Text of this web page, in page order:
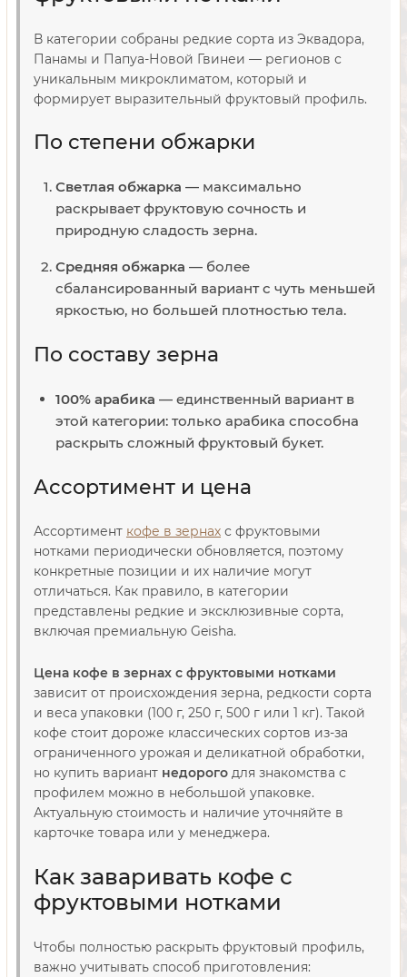
В категории собраны редкие сорта из Эквадора,
Панамы и Папуа-Новой Гвинеи — регионов с
уникальным микроклиматом, который и
формирует выразительный фруктовый профиль.
По степени обжарки
Светлая обжарка — максимально
раскрывает фруктовую сочность и
природную сладость зерна.
Средняя обжарка — более
сбалансированный вариант с чуть меньшей
яркостью, но большей плотностью тела.
По составу зерна
100% арабика — единственный вариант в
этой категории: только арабика способна
раскрыть сложный фруктовый букет.
Ассортимент и цена
Ассортимент кофе в зернах с фруктовыми
нотками периодически обновляется, поэтому
конкретные позиции и их наличие могут
отличаться. Как правило, в категории
представлены редкие и эксклюзивные сорта,
включая премиальную Geisha.
Цена кофе в зернах с фруктовыми нотками
зависит от происхождения зерна, редкости сорта
и веса упаковки (100 г, 250 г, 500 г или 1 кг). Такой
кофе стоит дороже классических сортов из-за
ограниченного урожая и деликатной обработки,
но купить вариант недорого для знакомства с
профилем можно в небольшой упаковке.
Актуальную стоимость и наличие уточняйте в
карточке товара или у менеджера.
Как заваривать кофе с
фруктовыми нотками
Чтобы полностью раскрыть фруктовый профиль,
важно учитывать способ приготовления: